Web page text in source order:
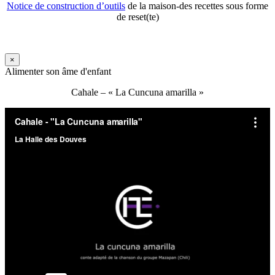
Notice de construction d’outils de la maison-des recettes sous forme
de reset(te)
×
Alimenter son âme d'enfant
Cahale – « La Cuncuna amarilla »